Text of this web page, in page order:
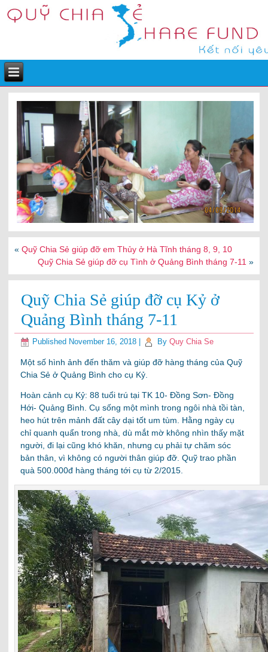
«Quỹ Chia Sẻ giúp đỡ em Thủy ở Hà Tĩnh tháng 8, 9, 10
Quỹ Chia Sẻ giúp đỡ cụ Tình ở Quảng Bình tháng 7-11 »
Quỹ Chia Sẻ giúp đỡ cụ Kỷ ở
Quảng Bình tháng 7-11
Published November 16, 2018 By Quy Chia Se
Một số hình ảnh đến thăm và giúp đỡ hàng tháng của Quỹ
Chia Sẻ ở Quảng Bình cho cụ Kỷ.
Hoàn cảnh cụ Kỷ: 88 tuổi trú tại TK 10- Đồng Sơn- Đồng
Hới- Quảng Bình. Cụ sống một mình trong ngôi nhà tồi tàn,
heo hút trên mảnh đất cây dại tốt um tùm. Hằng ngày cụ
chỉ quanh quẩn trong nhà, dù mắt mờ không nhìn thấy mặt
người, đi lại cũng khó khăn, nhưng cụ phải tự chăm sóc
bản thân, vì không có người thân giúp đỡ. Quỹ trao phần
quà 500.000đ hàng tháng tới cụ từ 2/2015.